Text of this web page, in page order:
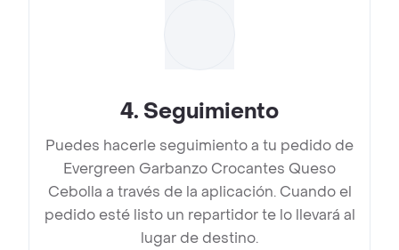
4. Seguimiento
Puedes hacerle seguimiento a tu pedido de
Evergreen Garbanzo Crocantes Queso
Cebolla a través de la aplicación. Cuando el
pedido esté listo un repartidor te lo llevará al
lugar de destino.